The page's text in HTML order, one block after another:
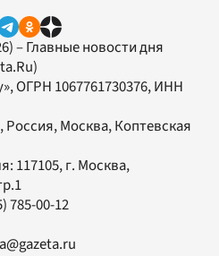
– Главные новости дня
, ОГРН 1067761730376, ИНН
Россия, Москва, Коптевская
117105, г. Москва,
785-00-12